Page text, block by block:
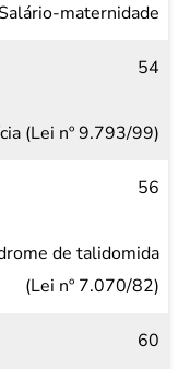
Salário-maternidade
54
(Lei nº 9.793/99)
56
de talidomida
(Lei nº 7.070/82)
60